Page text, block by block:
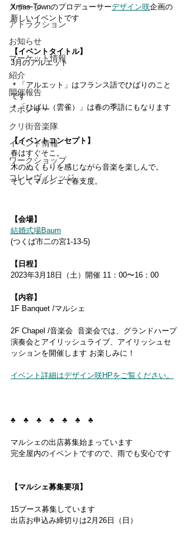
ステージ
アトラクション
お知らせ
マーケット情報
紹介
開催報告
スポンサー
クリ街音楽隊
イベント情報
ワークショップ
コレレヴィレッジ
Xmas Townのプロデューサーデザイン咲企画の
新しいイベントです
【イベントタイトル】
3月のアルエット ​
＊「アルエット」はフランス語でひばりのこと
です
＊「ひばり（雲雀）」は春の季語にもなります
【イベントコンセプト】
春はすぐそこ。
木のぬくもりを感じながら音楽を楽しんで。
​そしてマルシェで春支度。
【会場】
結婚式場Baum
(つくば市二の宮1-13-5) ​
【日程】
2023年3月18日（土）開催 11：00〜16：00 ​
【内容】
1F Banquet /マルシェ
2F Chapel /音楽会​  音楽会では、グランドハープ
演奏会とアイリッシュライブ、アイリッシュセ
ッションを開催します お楽しみに！
イベント詳細はデザイン咲HPをご覧ください。
​♣︎​　♣︎　♣︎​　♣︎​　♣︎　♣︎　♣︎
マルシェの出店募集始まっています
完全屋内のイベントですので、雨でも安心です ​
【マルシェ募集要項】
15ブース募集しています
出店お申込み締切りは2月26日（日）